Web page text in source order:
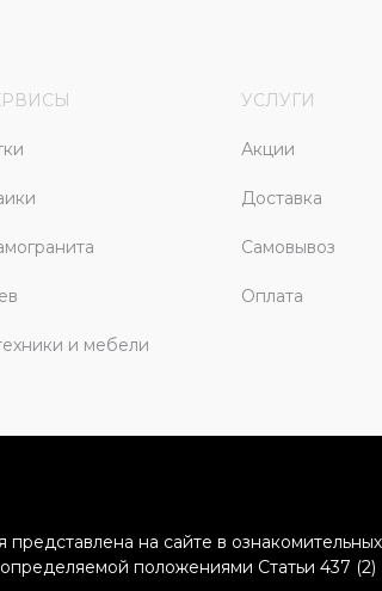
и мебели
УСЛУГИ
Акции
Доставка
Самовывоз
Оплата
на сайте в
положениями Статьи 437 (2)